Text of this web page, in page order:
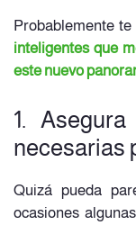
Probablemente
inteligentes que
este nuevo
1.
necesarias
Quizá pueda
ocasiones